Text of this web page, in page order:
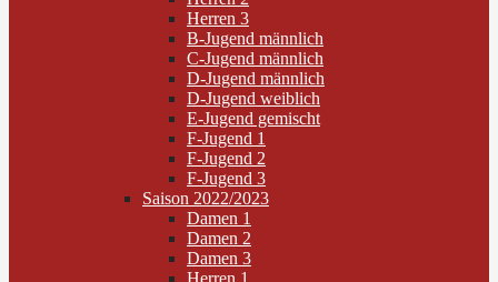
Herren 3
B-Jugend männlich
C-Jugend männlich
D-Jugend männlich
D-Jugend weiblich
E-Jugend gemischt
F-Jugend 1
F-Jugend 2
F-Jugend 3
Saison 2022/2023
Damen 1
Damen 2
Damen 3
Herren 1